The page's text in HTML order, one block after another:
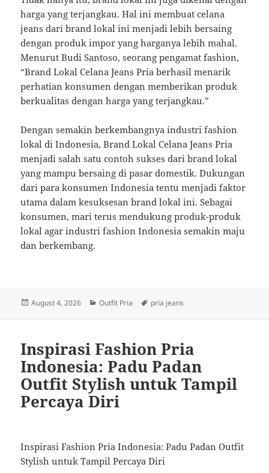
harga yang terjangkau. Hal ini membuat celana
jeans dari brand lokal ini menjadi lebih bersaing
dengan produk impor yang harganya lebih mahal.
Menurut Budi Santoso, seorang pengamat fashion,
“Brand Lokal Celana Jeans Pria berhasil menarik
perhatian konsumen dengan memberikan produk
berkualitas dengan harga yang terjangkau.”
Dengan semakin berkembangnya industri fashion
lokal di Indonesia, Brand Lokal Celana Jeans Pria
menjadi salah satu contoh sukses dari brand lokal
yang mampu bersaing di pasar domestik. Dukungan
dari para konsumen Indonesia tentu menjadi faktor
utama dalam kesuksesan brand lokal ini. Sebagai
konsumen, mari terus mendukung produk-produk
lokal agar industri fashion Indonesia semakin maju
dan berkembang.
Posted
August 4, 2026 Categories
Outfit Pria Tags
pria jeans
Inspirasi Fashion Pria
Indonesia: Padu Padan
Outfit Stylish untuk Tampil
Percaya Diri
Inspirasi Fashion Pria Indonesia: Padu Padan Outfit
Stylish untuk Tampil Percaya Diri